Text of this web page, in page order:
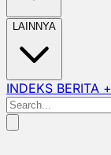
LAINNYA
INDEKS BERITA +